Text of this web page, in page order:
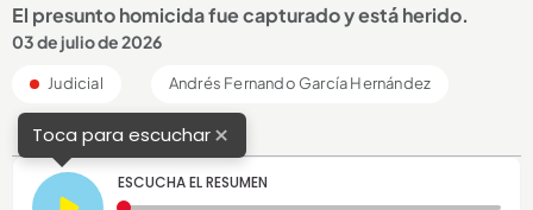
El presunto homicida fue capturado y está herido.
03 de julio de 2026
Judicial Andrés Fernando García Hernández
Toca para escuchar×
ESCUCHA EL RESUMEN